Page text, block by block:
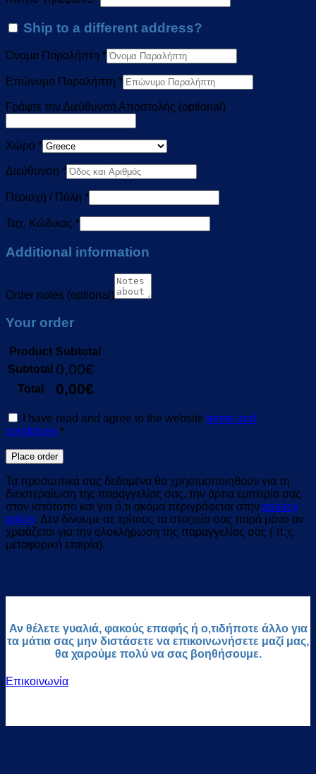
Ship to a different address?
Όνομα Παραλήπτη *
Επώνυμο Παραλήπτη *
Γράψτε την Διεύθυνσή Αποστολής (optional)
Χώρα *
Διεύθυνση *
Περιοχή / Πόλη *
Ταχ. Κώδικας *
Additional information
Order notes (optional)
Your order
Product Subtotal
Subtotal 0,00€
Total 0,00€
I have read and agree to the website terms and
conditions *
Place order
Τα προσωπικά σας δεδομένα θα χρησιμοποιηθούν για τη
διεκπεραίωση της παραγγελίας σας, την άρτια εμπειρία σας
στον ιστότοπο και για ό,τι ακόμα περιγράφεται στην privacy
policy. Δεν δίνουμε σε τρίτους τα στοιχεία σας παρά μόνο αν
χρειάζεται για την ολοκλήρωση της παραγγελίας σας ( π.χ.
μεταφορική εταιρία).
Αν θέλετε γυαλιά, φακούς επαφής ή ο,τιδήποτε άλλο για
τα μάτια σας μην διστάσετε να επικοινωνήσετε μαζί μας,
θα χαρούμε πολύ να σας βοηθήσουμε.
Επικοινωνία